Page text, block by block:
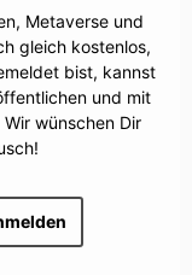
Metaverse und
gleich kostenlos,
bist, kannst
und mit
wünschen Dir